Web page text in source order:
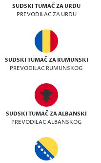
SUDSKI TUMAČ ZA URDU
PREVODILAC ZA URDU
SUDSKI TUMAČ ZA RUMUNSKI
PREVODILAC RUMUNSKOG
SUDSKI TUMAČ ZA ALBANSKI
PREVODILAC ALBANSKOG